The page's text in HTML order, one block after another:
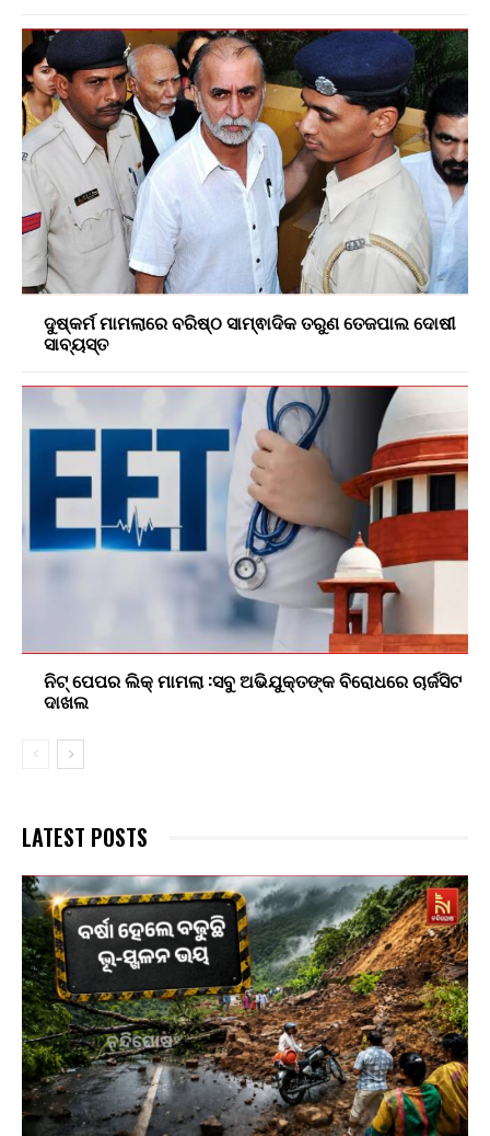
ଦୁଷ୍କର୍ମ ମାମଲାରେ ବରିଷ୍ଠ ସାମ୍ଵାଦିକ ତରୁଣ ତେଜପାଲ ଦୋଷୀ
ସାବ୍ୟସ୍ତ
ନିଟ୍ ପେପର ଲିକ୍ ମାମଲା :ସବୁ ଅଭିଯୁକ୍ତଙ୍କ ବିରୋଧରେ ଚାର୍ଜସିଟ
ଦାଖଲ
LATEST POSTS